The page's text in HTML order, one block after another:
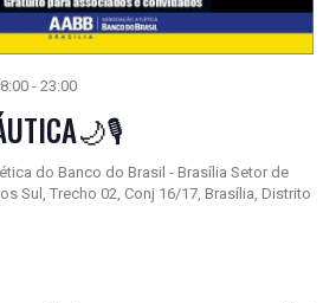
- 23:00
do Banco do Brasil - Brasília Setor de
Sul, Trecho 02, Conj 16/17, Brasília, Distrito